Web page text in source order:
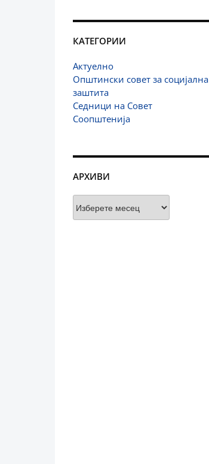
КАТЕГОРИИ
Актуелно
Општински совет за социјална
заштита
Седници на Совет
Соопштенија
АРХИВИ